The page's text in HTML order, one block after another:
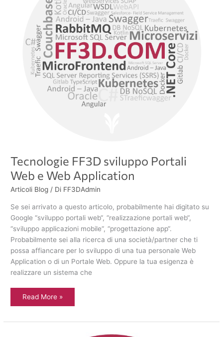
Tecnologie FF3D sviluppo Portali
Web e Web Application
Articoli Blog / Di FF3DAdmin
Se sei arrivato a questo articolo, probabilmente hai digitato su
Google “sviluppo portali web“, “realizzazione portali web“,
“sviluppo applicazioni mobile“, “progettazione app“.
Probabilmente sei alla ricerca di una società/partner che ti
possa affiancare per lo sviluppo di una tua personale Web
Application o di un Portale Web. Oppure la tua esigenza è
realizzare un sistema che
Application
Read More »